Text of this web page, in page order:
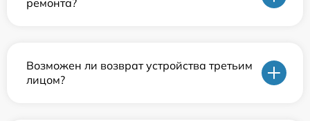
ремонта?
Возможен ли возврат устройства третьим
лицом?